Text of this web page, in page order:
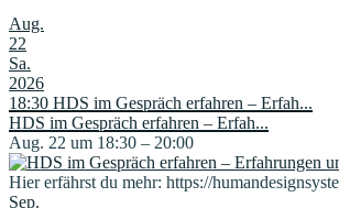
Aug.
22
Sa.
2026
18:30 HDS im Gespräch erfahren – Erfah...
HDS im Gespräch erfahren – Erfah...
Aug. 22 um 18:30 – 20:00
Hier erfährst du mehr: https://
Sep.